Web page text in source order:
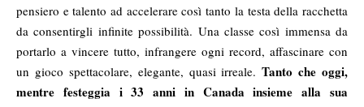
pensiero e talento ad accelerare così tanto la testa della racchetta
da consentirgli infinite possibilità. Una classe così immensa da
portarlo a vincere tutto, infrangere ogni record, affascinare con
un gioco spettacolare, elegante, quasi irreale.Tanto che oggi,
mentre festeggia i 33 anni in Canada insieme alla sua